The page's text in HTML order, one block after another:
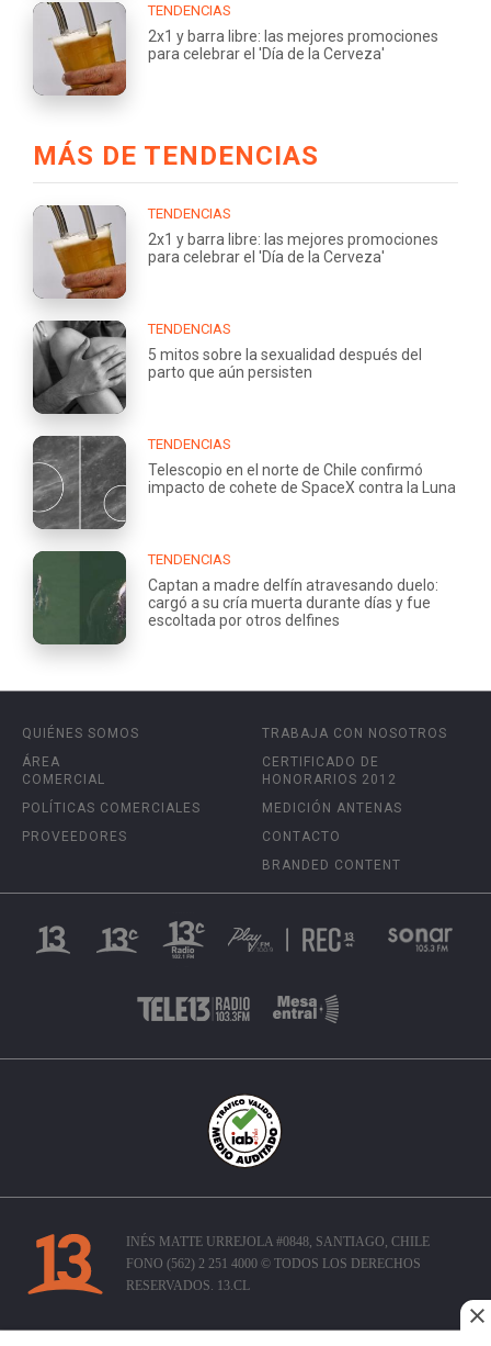
TENDENCIAS
2x1 y barra libre: las mejores promociones
para celebrar el 'Día de la Cerveza'
MÁS DE TENDENCIAS
TENDENCIAS
2x1 y barra libre: las mejores promociones
para celebrar el 'Día de la Cerveza'
TENDENCIAS
5 mitos sobre la sexualidad después del
parto que aún persisten
TENDENCIAS
Telescopio en el norte de Chile confirmó
impacto de cohete de SpaceX contra la Luna
TENDENCIAS
Captan a madre delfín atravesando duelo:
cargó a su cría muerta durante días y fue
escoltada por otros delfines
QUIÉNES SOMOS
ÁREA
COMERCIAL
POLÍTICAS COMERCIALES
PROVEEDORES
TRABAJA CON NOSOTROS
CERTIFICADO DE
HONORARIOS 2012
MEDICIÓN ANTENAS
CONTACTO
BRANDED CONTENT
INÉS MATTE URREJOLA #0848, SANTIAGO, CHILE
FONO (562) 2 251 4000 © TODOS LOS DERECHOS
RESERVADOS. 13.CL